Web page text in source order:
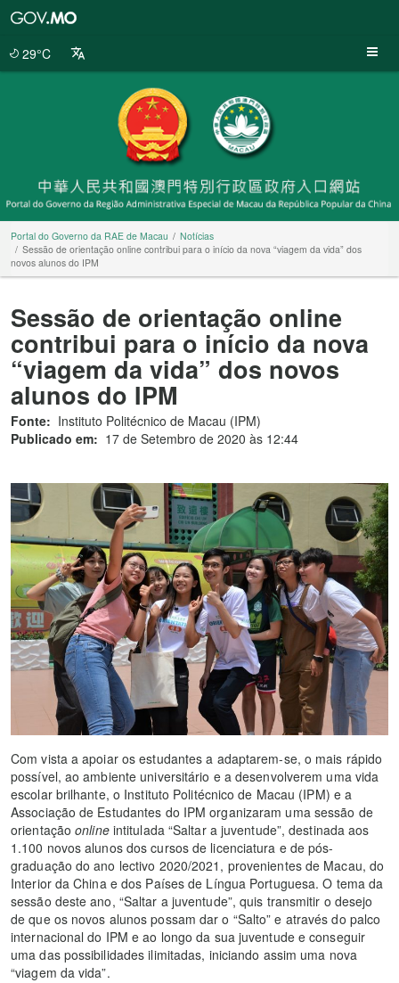
29°C
Portal do Governo da RAE de Macau
Notícias
Sessão de orientação online contribui para o início da nova “viagem da vida” dos
novos alunos do IPM
Sessão de orientação online
contribui para o início da nova
“viagem da vida” dos novos
alunos do IPM
Fonte: Instituto Politécnico de Macau (IPM)
Publicado em: 17 de Setembro de 2020 às 12:44
Com vista a apoiar os estudantes a adaptarem-se, o mais rápido
possível, ao ambiente universitário e a desenvolverem uma vida
escolar brilhante, o Instituto Politécnico de Macau (IPM) e a
Associação de Estudantes do IPM organizaram uma sessão de
orientaçãoonlineintitulada “Saltar a juventude”, destinada aos
1.100 novos alunos dos cursos de licenciatura e de pós-
graduação do ano lectivo 2020/2021, provenientes de Macau, do
Interior da China e dos Países de Língua Portuguesa. O tema da
sessão deste ano, “Saltar a juventude”, quis transmitir o desejo
de que os novos alunos possam dar o “Salto” e através do palco
internacional do IPM e ao longo da sua juventude e conseguir
uma das possibilidades ilimitadas, iniciando assim uma nova
“viagem da vida”.